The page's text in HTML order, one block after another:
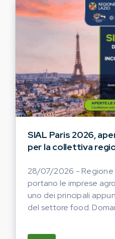
SIAL Paris 2026,
per la collettiva
28/07/2026 - Regione
portano le imprese
uno dei principali
del settore food.